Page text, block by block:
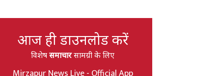
आज ही डाउनलोड करें
विशेषसमाचारसामग्री के लिए